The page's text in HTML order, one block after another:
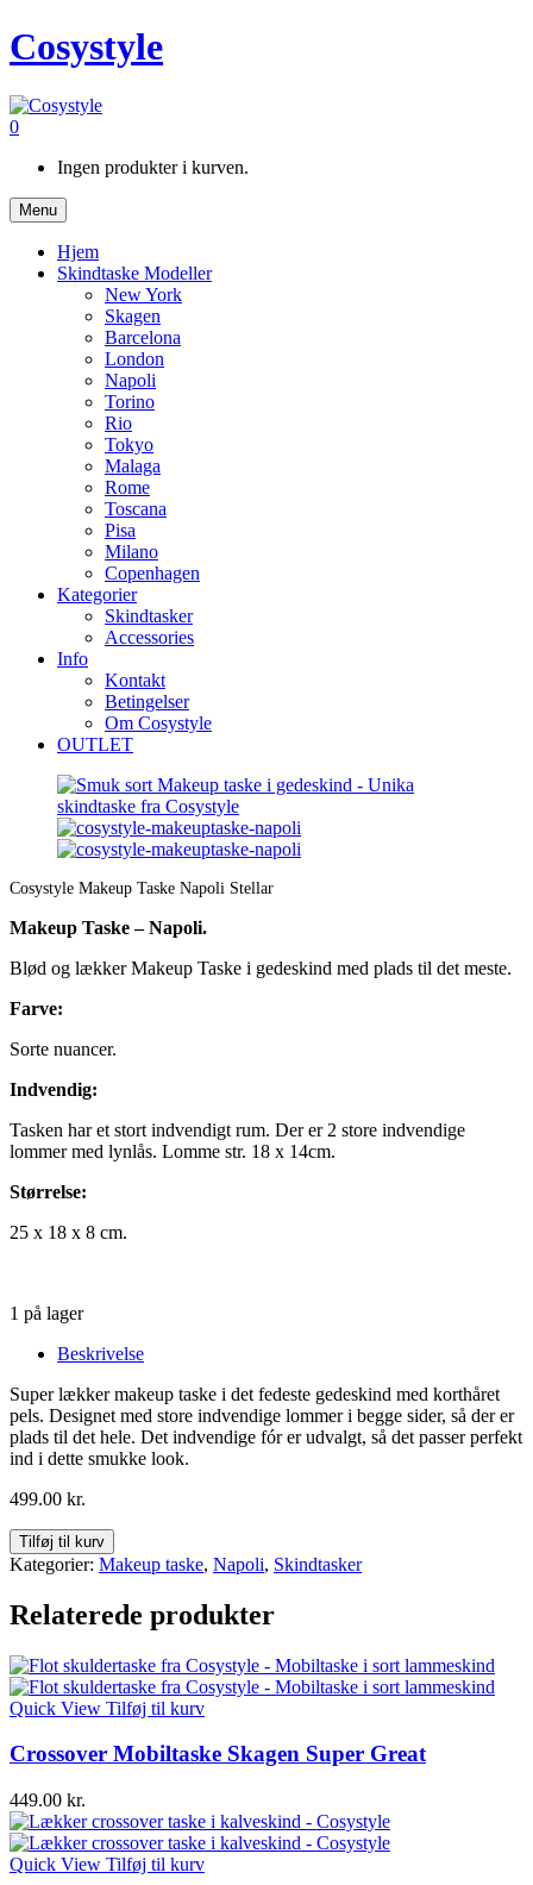
Cosystyle
0
Ingen produkter i kurven.
Menu
Hjem
Skindtaske Modeller
New York
Skagen
Barcelona
London
Napoli
Torino
Rio
Tokyo
Malaga
Rome
Toscana
Pisa
Milano
Copenhagen
Kategorier
Skindtasker
Accessories
Info
Kontakt
Betingelser
Om Cosystyle
OUTLET
Cosystyle Makeup Taske Napoli Stellar
Makeup Taske – Napoli.
Blød og lækker Makeup Taske i gedeskind med plads til det meste.
Farve:
Sorte nuancer.
Indvendig:
Tasken har et stort indvendigt rum. Der er 2 store indvendige
lommer med lynlås. Lomme str. 18 x 14cm.
Størrelse:
25 x 18 x 8 cm.
1 på lager
Beskrivelse
Super lækker makeup taske i det fedeste gedeskind med korthåret
pels. Designet med store indvendige lommer i begge sider, så der er
plads til det hele. Det indvendige fór er udvalgt, så det passer perfekt
ind i dette smukke look.
499.00 kr.
Tilføj til kurv
Kategorier: Makeup taske, Napoli, Skindtasker
Relaterede produkter
Quick View Tilføj til kurv
Crossover Mobiltaske Skagen Super Great
449.00 kr.
Quick View Tilføj til kurv